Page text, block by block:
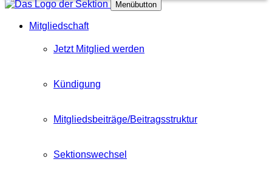
Menübutton
Mitgliedschaft
Jetzt Mitglied werden
Kündigung
Mitgliedsbeiträge/Beitragsstruktur
Sektionswechsel